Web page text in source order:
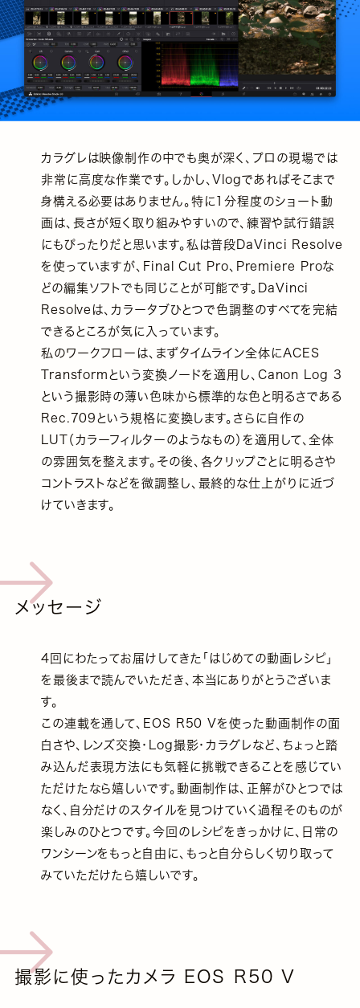
カラグレは映像制作の中でも奥が深く、プロの現場では
非常に高度な作業です。しかし、Vlogであればそこまで
身構える必要はありません。特に1分程度のショート動
画は、長さが短く取り組みやすいので、練習や試行錯誤
にもぴったりだと思います。私は普段DaVinci Resolve
を使っていますが、Final Cut Pro、Premiere Proな
どの編集ソフトでも同じことが可能です。DaVinci
Resolveは、カラータブひとつで色調整のすべてを完結
できるところが気に入っています。
私のワークフローは、まずタイムライン全体にACES
Transformという変換ノードを適用し、Canon Log 3
という撮影時の薄い色味から標準的な色と明るさである
Rec.709という規格に変換します。さらに自作の
LUT（カラーフィルターのようなもの）を適用して、全体
の雰囲気を整えます。その後、各クリップごとに明るさや
コントラストなどを微調整し、最終的な仕上がりに近づ
けていきます。
メッセージ
4回にわたってお届けしてきた「はじめての動画レシピ」
を最後まで読んでいただき、本当にありがとうございま
す。
この連載を通して、EOS R50 Vを使った動画制作の面
白さや、レンズ交換・Log撮影・カラグレなど、ちょっと踏
み込んだ表現方法にも気軽に挑戦できることを感じてい
ただけたなら嬉しいです。動画制作は、正解がひとつでは
なく、自分だけのスタイルを見つけていく過程そのものが
楽しみのひとつです。今回のレシピをきっかけに、日常の
ワンシーンをもっと自由に、もっと自分らしく切り取って
みていただけたら嬉しいです。
撮影に使ったカメラ EOS R50 V